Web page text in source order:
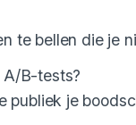
te bellen die je
A/B-tests?
publiek je